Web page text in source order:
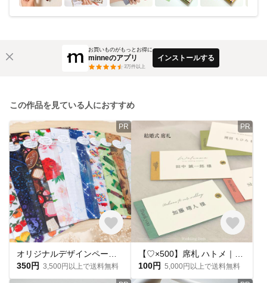
お買いものがもっとお得に
minneのアプリ
3万件以上
インストールする
この作品を見ている人におすすめ
PR
350円 3,500円以上で送料無料
PR
100円 5,000円以上で送料無料